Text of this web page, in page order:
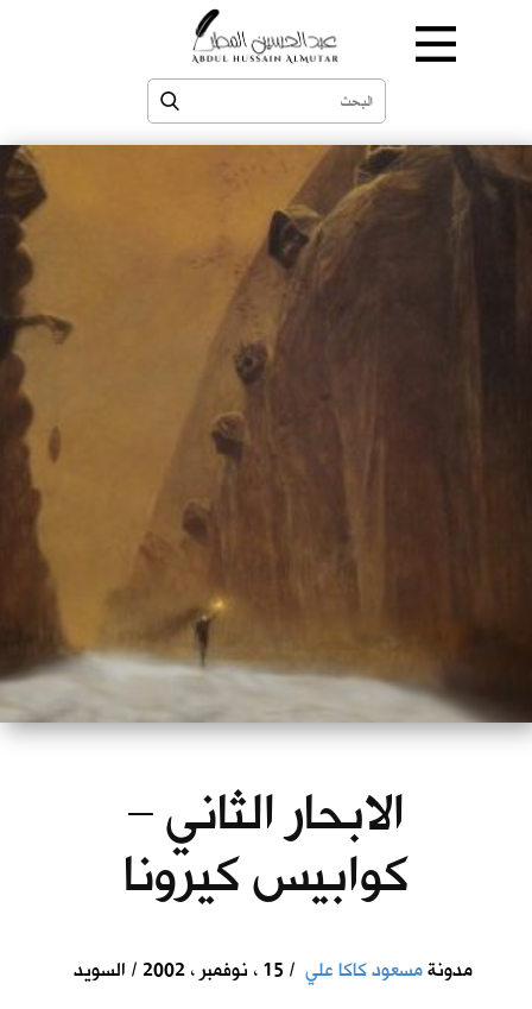
الابحار الثاني –
كوابيس كيرونا
مدونةمسعود كاكا علي / 15 ، نوفمبر ، 2002 / السويد